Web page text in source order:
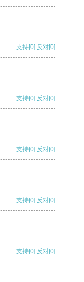
支持[0] 反对[0]
支持[0] 反对[0]
支持[0] 反对[0]
支持[0] 反对[0]
支持[0] 反对[0]